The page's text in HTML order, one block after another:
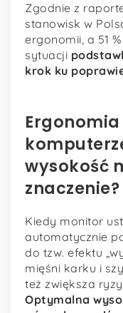
Zgodnie z
stanowisk w
ergonomii, a 51
sytuacji
krok ku
wysokość
znaczenie?
Kiedy monitor
automatycznie
do tzw. efektu
mięśni karku i
też zwiększa
Optymalna